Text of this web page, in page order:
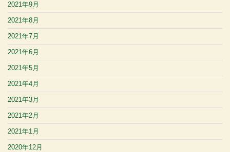
2021年9月
2021年8月
2021年7月
2021年6月
2021年5月
2021年4月
2021年3月
2021年2月
2021年1月
2020年12月